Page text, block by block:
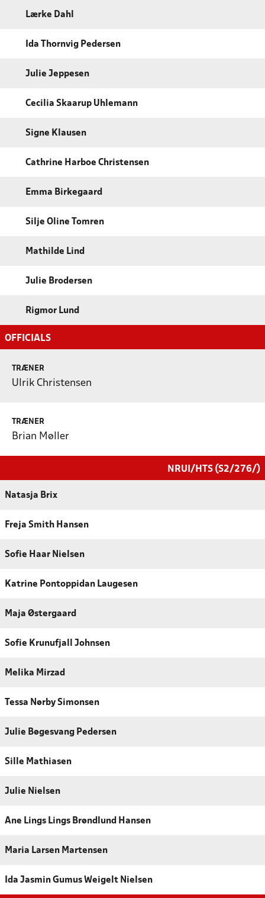
Lærke Dahl
Ida Thornvig Pedersen
Julie Jeppesen
Cecilia Skaarup Uhlemann
Signe Klausen
Cathrine Harboe Christensen
Emma Birkegaard
Silje Oline Tomren
Mathilde Lind
Julie Brodersen
Rigmor Lund
OFFICIALS
TRÆNER
Ulrik Christensen
TRÆNER
Brian Møller
NRUI/HTS (S2/276/)
Natasja Brix
Freja Smith Hansen
Sofie Haar Nielsen
Katrine Pontoppidan Laugesen
Maja Østergaard
Sofie Krunufjall Johnsen
Melika Mirzad
Tessa Nørby Simonsen
Julie Bøgesvang Pedersen
Sille Mathiasen
Julie Nielsen
Ane Lings Lings Brøndlund Hansen
Maria Larsen Martensen
Ida Jasmin Gumus Weigelt Nielsen